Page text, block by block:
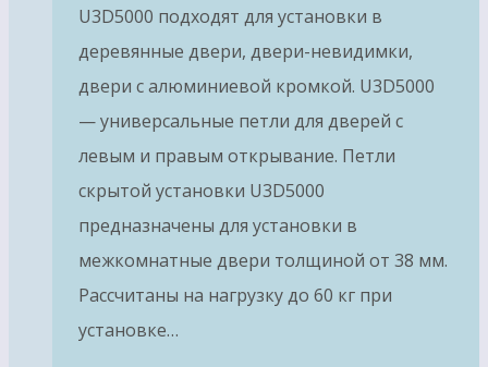
U3D5000 подходят для установки в
деревянные двери, двери-невидимки,
двери с алюминиевой кромкой. U3D5000
— универсальные петли для дверей с
левым и правым открывание. Петли
скрытой установки U3D5000
предназначены для установки в
межкомнатные двери толщиной от 38 мм.
Рассчитаны на нагрузку до 60 кг при
установке…